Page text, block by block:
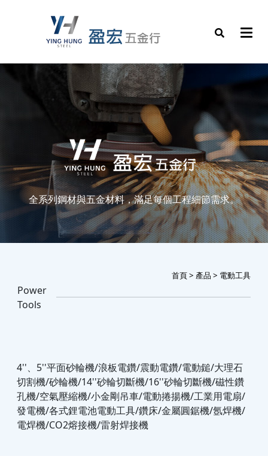
全系列鋼材與五金材料，滿足每個工程細節需求。
首頁> 產品 > 電動工具
Power
Tools
4''、5''平面砂輪機/浪板電鑽/震動電鑽/電動鎚/大理石
切割機/砂輪機/14''砂輪切斷機/16''砂輪切斷機/磁性鑽
孔機/空氣壓縮機/小金剛吊車/電動捲揚機/工業用電扇/
發電機/各式鋰電池電動工具/鑽床/金屬圓鋸機/氬焊機/
電焊機/CO2熔接機/雷射焊接機